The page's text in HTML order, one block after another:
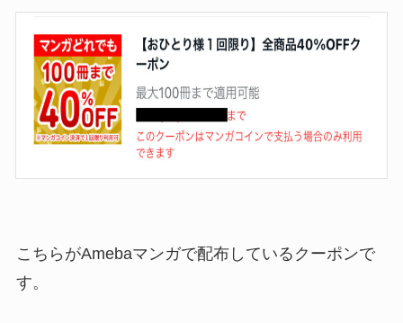
こちらがAmebaマンガで配布しているクーポンで
す。